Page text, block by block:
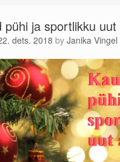
pühi ja sportlikku
dets. 2018 by Janika Vingel